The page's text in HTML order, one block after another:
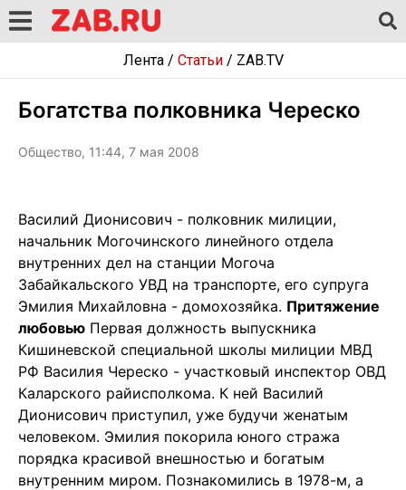
Лента/ Статьи/ ZAB.TV
Богатства полковника Череско
Общество, 11:44, 7 мая 2008
Василий Дионисович - полковник милиции,
начальник Могочинского линейного отдела
внутренних дел на станции Могоча
Забайкальского УВД на транспорте, его супруга
Эмилия Михайловна - домохозяйка. Притяжение
любовью Первая должность выпускника
Кишиневской специальной школы милиции МВД
РФ Василия Череско - участковый инспектор ОВД
Каларского райисполкома. К ней Василий
Дионисович приступил, уже будучи женатым
человеком. Эмилия покорила юного стража
порядка красивой внешностью и богатым
внутренним миром. Познакомились в 1978-м, а